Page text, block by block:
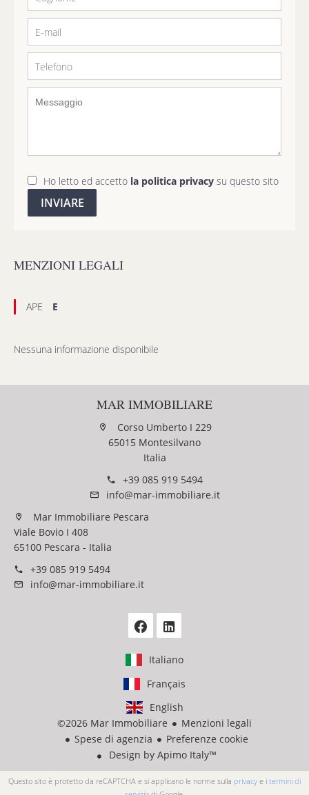
Ho letto ed accetto la politica privacy su questo sito
INVIARE
MENZIONI LEGALI
APE E
Nessuna informazione disponibile
MAR IMMOBILIARE
Corso Umberto I 229
65015 Montesilvano
Italia
+39 085 919 5494
info@mar-immobiliare.it
Mar Immobiliare Pescara
Viale Bovio I 408
65100 Pescara - Italia
+39 085 919 5494
info@mar-immobiliare.it
Italiano
Français
English
©2026 Mar Immobiliare
Menzioni legali
Spese di agenzia
Preferenze cookie
Design by Apimo Italy™
Questo sito è protetto da reCAPTCHA e si applicano le norme sulla privacy e i termini di